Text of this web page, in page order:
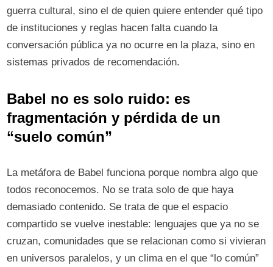
guerra cultural, sino el de quien quiere entender qué tipo
de instituciones y reglas hacen falta cuando la
conversación pública ya no ocurre en la plaza, sino en
sistemas privados de recomendación.
Babel no es solo ruido: es
fragmentación y pérdida de un
“suelo común”
La metáfora de Babel funciona porque nombra algo que
todos reconocemos. No se trata solo de que haya
demasiado contenido. Se trata de que el espacio
compartido se vuelve inestable: lenguajes que ya no se
cruzan, comunidades que se relacionan como si vivieran
en universos paralelos, y un clima en el que “lo común”